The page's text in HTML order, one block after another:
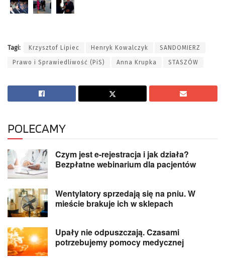
Tagi: Krzysztof Lipiec Henryk Kowalczyk SANDOMIERZ
Prawo i Sprawiedliwość (PiS) Anna Krupka STASZÓW
POLECAMY
Czym jest e-rejestracja i jak działa?
Bezpłatne webinarium dla pacjentów
Wentylatory sprzedają się na pniu. W
mieście brakuje ich w sklepach
Upały nie odpuszczają. Czasami
potrzebujemy pomocy medycznej